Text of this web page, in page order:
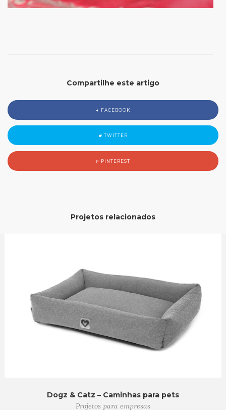
Compartilhe este artigo
FACEBOOK
TWITTER
PINTEREST
Projetos relacionados
Dogz & Catz – Caminhas para pets
Projetos para empresas